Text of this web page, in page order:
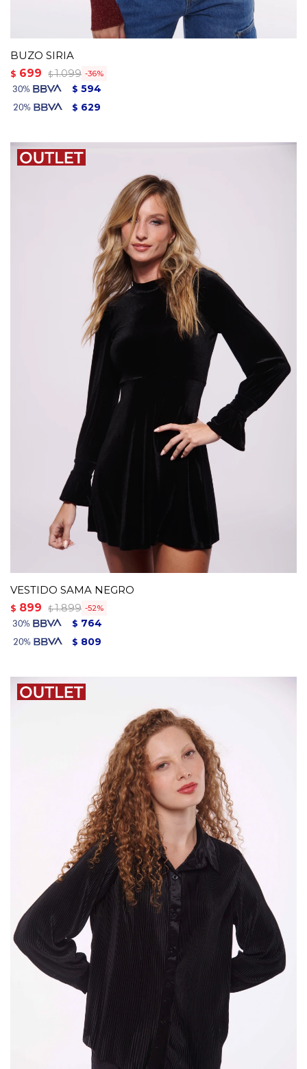
BUZO SIRIA
$ 699 $ 1.099 36
$ 594
$ 629
VESTIDO SAMA NEGRO
$ 899 $ 1.899 52
$ 764
$ 809